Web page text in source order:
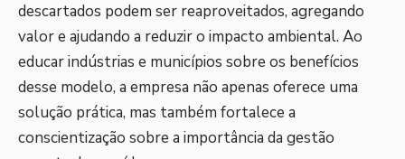
descartados podem ser reaproveitados, agregando
valor e ajudando a reduzir o impacto ambiental. Ao
educar indústrias e municípios sobre os benefícios
desse modelo, a empresa não apenas oferece uma
solução prática, mas também fortalece a
conscientização sobre a importância da gestão